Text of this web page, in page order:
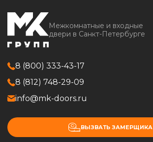
Межкомнатные и входные
двери в Санкт-Петербурге
8 (800) 333-43-17
8 (812) 748-29-09
info@mk-doors.ru
ВЫЗВАТЬ ЗАМЕРЩИКА